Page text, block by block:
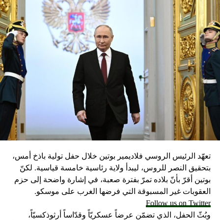
تعهّد الرئيس الروسي فلاديمير بوتين خلال حفل تولية باذخ أمس،
بتحقيق النصر للروس، ليبدأ ولاية رئاسية خامسة قياسية. لكنّ
بوتين أقرّ بأنّ بلاده تمرّ بفترة صعبة، في إشارة واضحة إلى حزم
العقوبات غير المسبوقة التي فرضها الغرب على موسكو.
Follow us on Twitter
وبُثّ الحفل، الذي تضمّن عرضاً عسكريّاً وقدّاساً أرثوذكسيّاً،